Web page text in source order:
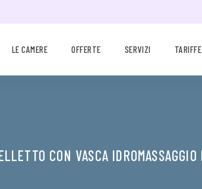
LE CAMERE OFFERTE SERVIZI TARIFFE
CON VASCA